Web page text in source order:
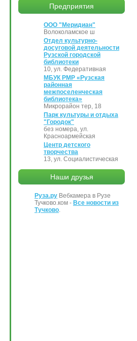
Предприятия
ООО "Меридиан"
Волоколамское ш
Отдел культурно-
досуговой деятельности
Рузской городской
библиотеки
10, ул. Федеративная
МБУК РМР «Рузская
районная
межпоселенческая
библиотека»
Микрорайон тер, 18
Парк культуры и отдыха
"Городок"
без номера, ул.
Красноармейская
Центр детского
творчества
13, ул. Социалистическая
Наши друзья
Руза.ру Вебкамера в Рузе
Тучково.ком - Все новости из
Тучково.